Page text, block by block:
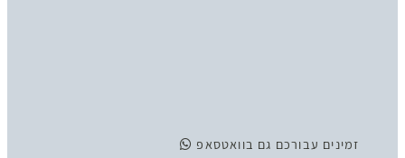
זמינים עבורכם גם בוואטסאפ